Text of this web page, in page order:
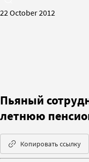
22 October 2012
Пьяный
летнюю
Копировать ссылку